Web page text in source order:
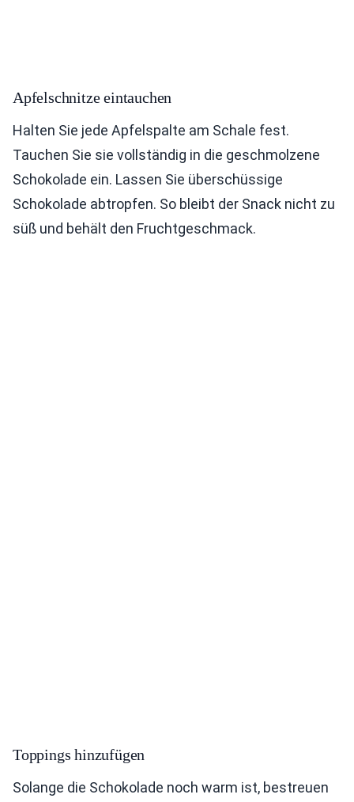
Apfelschnitze eintauchen
Halten Sie jede Apfelspalte am Schale fest.
Tauchen Sie sie vollständig in die geschmolzene
Schokolade ein. Lassen Sie überschüssige
Schokolade abtropfen. So bleibt der Snack nicht zu
süß und behält den Fruchtgeschmack.
Toppings hinzufügen
Solange die Schokolade noch warm ist, bestreuen